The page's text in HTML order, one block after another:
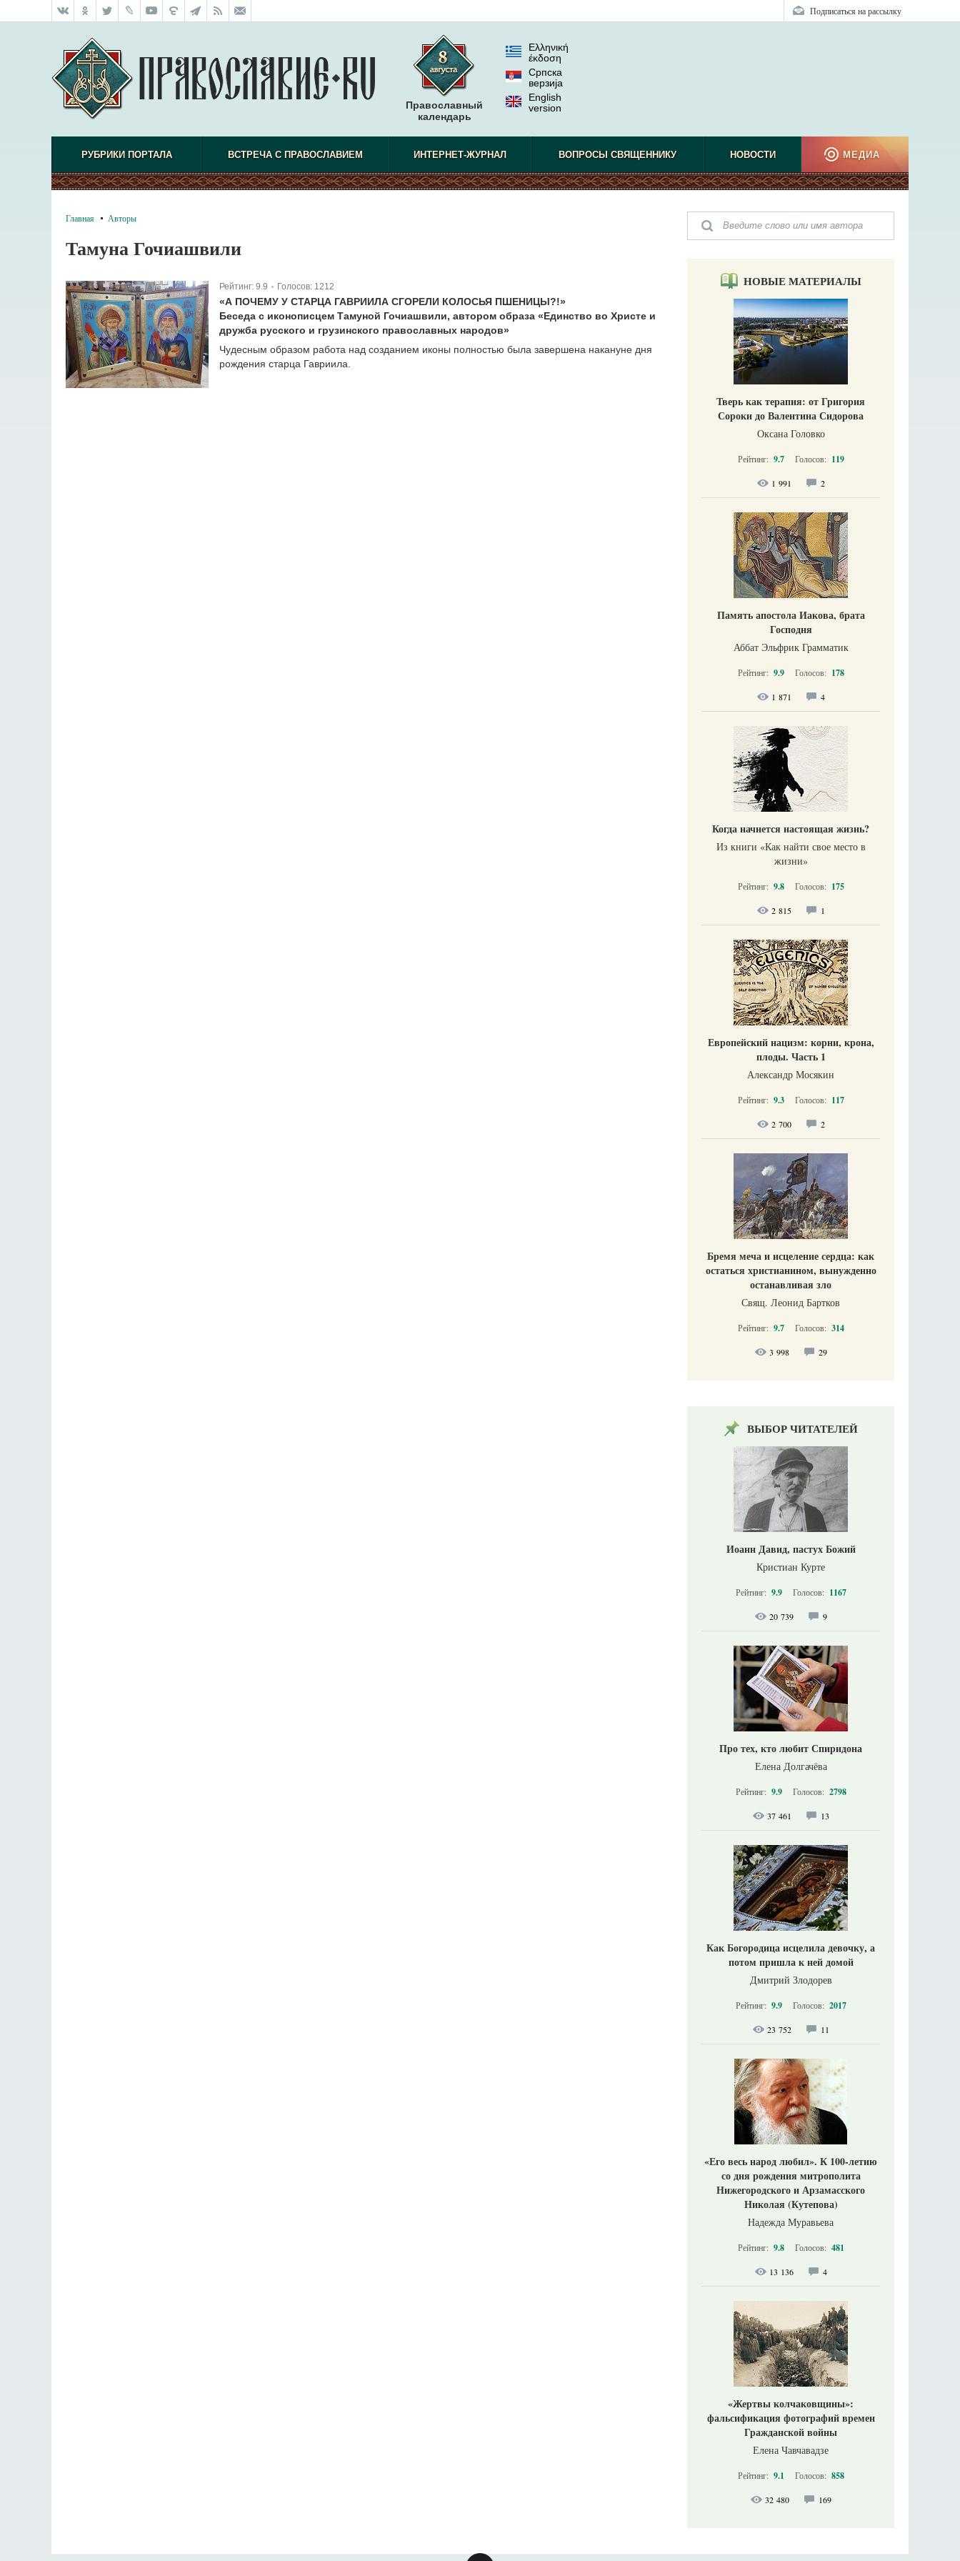
Подписаться на рассылку
Православный
календарь
Ελληνική
έκδοση
Српска
верзиjа
English
version
РУБРИКИ ПОРТАЛА ВСТРЕЧА С ПРАВОСЛАВИЕМ ИНТЕРНЕТ-ЖУРНАЛ ВОПРОСЫ СВЯЩЕННИКУ НОВОСТИ МЕДИА
Главная Авторы
Тамуна Гочиашвили
Рейтинг: 9.9 Голосов: 1212
«А ПОЧЕМУ У СТАРЦА ГАВРИИЛА СГОРЕЛИ КОЛОСЬЯ ПШЕНИЦЫ?!»
Беседа с иконописцем Тамуной Гочиашвили, автором образа «Единство во Христе и
дружба русского и грузинского православных народов»
Чудесным образом работа над созданием иконы полностью была завершена накануне дня
рождения старца Гавриила.
НОВЫЕ МАТЕРИАЛЫ
Тверь как терапия: от Григория
Сороки до Валентина Сидорова
Оксана Головко
Рейтинг: 9.7 Голосов: 119
1 991 2
Память апостола Иакова, брата
Господня
Аббат Эльфрик Грамматик
Рейтинг: 9.9 Голосов: 178
1 871 4
Когда начнется настоящая жизнь?
Из книги «Как найти свое место в
жизни​»
Рейтинг: 9.8 Голосов: 175
2 815 1
Европейский нацизм: корни, крона,
плоды. Часть 1
Александр Мосякин
Рейтинг: 9.3 Голосов: 117
2 700 2
Бремя меча и исцеление сердца: как
остаться христианином, вынужденно
останавливая зло
Свящ. Леонид Бартков
Рейтинг: 9.7 Голосов: 314
3 998 29
ВЫБОР ЧИТАТЕЛЕЙ
Иоанн Давид, пастух Божий
Кристиан Курте
Рейтинг: 9.9 Голосов: 1167
20 739 9
Про тех, кто любит Спиридона
Елена Долгачёва
Рейтинг: 9.9 Голосов: 2798
37 461 13
Как Богородица исцелила девочку, а
потом пришла к ней домой
Дмитрий Злодорев
Рейтинг: 9.9 Голосов: 2017
23 752 11
«Его весь народ любил». К 100-летию
со дня рождения митрополита
Нижегородского и Арзамасского
Николая (Кутепова)
Надежда Муравьева
Рейтинг: 9.8 Голосов: 481
13 136 4
«Жертвы колчаковщины»:
фальсификация фотографий времен
Гражданской войны
Елена Чавчавадзе
Рейтинг: 9.1 Голосов: 858
32 480 169